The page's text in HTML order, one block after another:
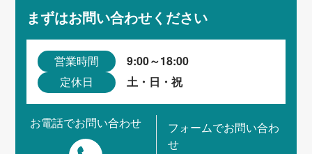
まずはお問い合わせください
営業時間 9:00～18:00
定休日 土・日・祝
お電話でお問い合わせ
フォームでお問い合わ
せ